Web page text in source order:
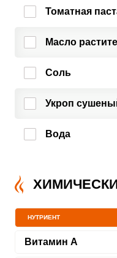
Томатная
Масло
Соль
Укроп
Вода
НУТРИЕНТ
Витамин A